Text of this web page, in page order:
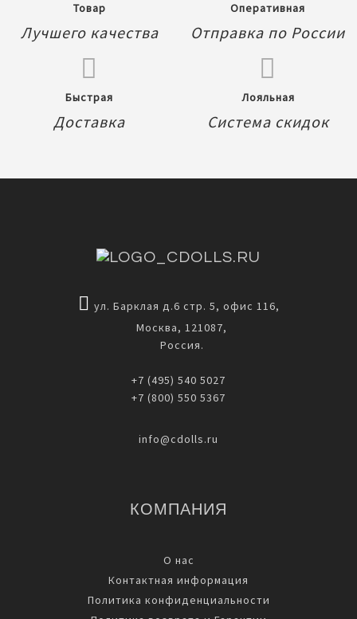
Товар
Лучшего качества
Оперативная
Отправка по России
Быстрая
Доставка
Лояльная
Система скидок
ул. Барклая д.6 стр. 5, офис 116,
Москва, 121087,
Россия.
+7 (495) 540 5027
+7 (800) 550 5367
info@cdolls.ru
КОМПАНИЯ
О нас
Контактная информация
Политика конфиденциальности